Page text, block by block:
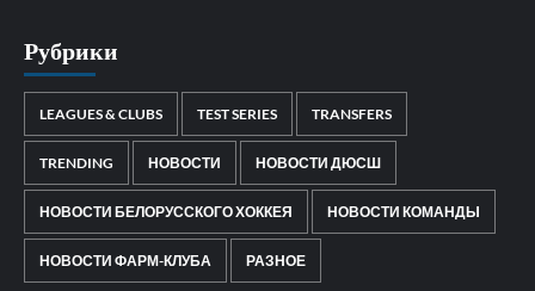
Рубрики
LEAGUES & CLUBS TEST SERIES TRANSFERS
TRENDING НОВОСТИ НОВОСТИ ДЮСШ
НОВОСТИ БЕЛОРУССКОГО ХОККЕЯ НОВОСТИ КОМАНДЫ
НОВОСТИ ФАРМ-КЛУБА РАЗНОЕ